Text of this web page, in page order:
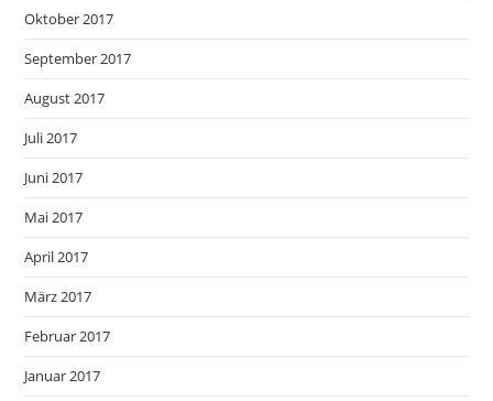
Oktober 2017
September 2017
August 2017
Juli 2017
Juni 2017
Mai 2017
April 2017
März 2017
Februar 2017
Januar 2017